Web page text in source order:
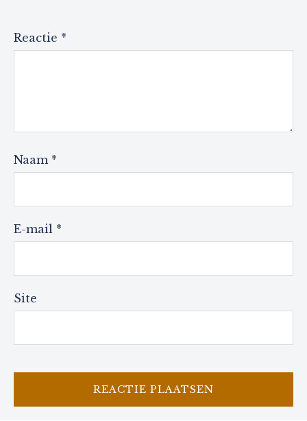
Reactie *
Naam *
E-mail *
Site